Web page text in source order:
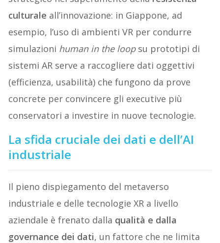
culturale all’innovazione: in Giappone, ad
esempio, l’uso di ambienti VR per condurre
simulazioni human in the loopsu prototipi di
sistemi AR serve a raccogliere dati oggettivi
(efficienza, usabilità) che fungono da prove
concrete per convincere gli executive più
conservatori a investire in nuove tecnologie.
La sfida cruciale dei dati e dell’AI
industriale
Il pieno dispiegamento del metaverso
industriale e delle tecnologie XR a livello
aziendale è frenato dalla qualità e dalla
governance dei dati, un fattore che ne limita